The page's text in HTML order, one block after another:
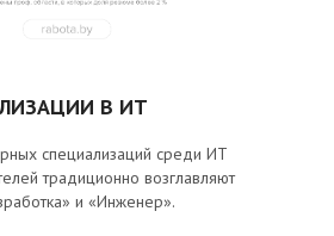
В ИТ
специализаций среди ИТ
традиционно возглавляют
и «Инженер».